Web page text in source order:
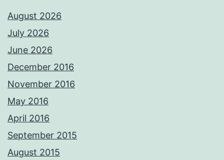
August 2026
July 2026
June 2026
December 2016
November 2016
May 2016
April 2016
September 2015
August 2015